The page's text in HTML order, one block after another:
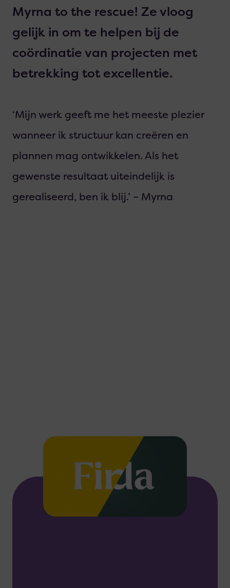
Myrna to the rescue! Ze vloog
gelijk in om te helpen bij de
coördinatie van projecten met
betrekking tot excellentie.
‘Mijn werk geeft me het meeste plezier
wanneer ik structuur kan creëren en
plannen mag ontwikkelen. Als het
gewenste resultaat uiteindelijk is
gerealiseerd, ben ik blij.’ – Myrna